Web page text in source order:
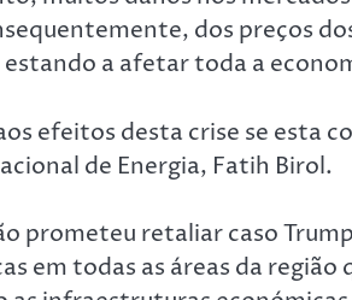
dos preços
a afetar toda a
efeitos desta crise se esta
de Energia, Fatih Birol.
prometeu retaliar caso
em todas as áreas da